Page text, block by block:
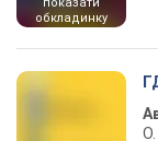
обкладинку